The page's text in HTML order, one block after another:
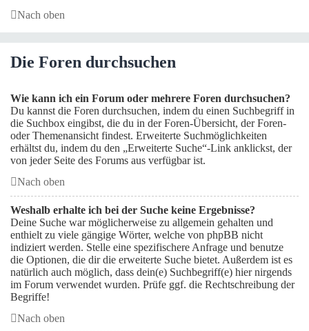
Nach oben
Die Foren durchsuchen
Wie kann ich ein Forum oder mehrere Foren durchsuchen?
Du kannst die Foren durchsuchen, indem du einen Suchbegriff in
die Suchbox eingibst, die du in der Foren-Übersicht, der Foren-
oder Themenansicht findest. Erweiterte Suchmöglichkeiten
erhältst du, indem du den „Erweiterte Suche“-Link anklickst, der
von jeder Seite des Forums aus verfügbar ist.
Nach oben
Weshalb erhalte ich bei der Suche keine Ergebnisse?
Deine Suche war möglicherweise zu allgemein gehalten und
enthielt zu viele gängige Wörter, welche von phpBB nicht
indiziert werden. Stelle eine spezifischere Anfrage und benutze
die Optionen, die dir die erweiterte Suche bietet. Außerdem ist es
natürlich auch möglich, dass dein(e) Suchbegriff(e) hier nirgends
im Forum verwendet wurden. Prüfe ggf. die Rechtschreibung der
Begriffe!
Nach oben